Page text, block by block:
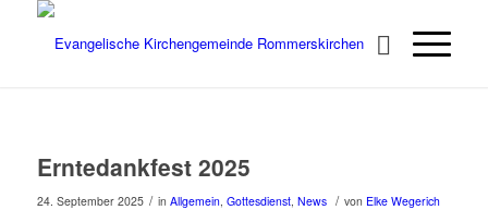
Erntedankfest 2025
24. September 2025 / in Allgemein, Gottesdienst, News / von Elke Wegerich